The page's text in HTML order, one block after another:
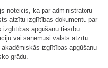
noteicis, ka par administratoru
atzītu izglītības dokumentu par
izglītības apgūšanu tiesību
vai saņēmusi valsts atzītu
izglītības apgūšanu
grādu.